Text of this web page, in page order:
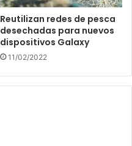
Reutilizan redes de pesca
desechadas para nuevos
dispositivos Galaxy
11/02/2022